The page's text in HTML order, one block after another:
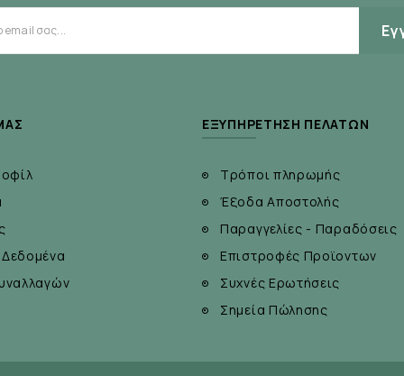
ιδανικά με το PLAQUE & TARTAR
ΕΞΥΠΗΡΈΤΗΣΗ ΠΕΛΑΤΏΝ
Τρόποι πληρωμής
Έξοδα Αποστολής
Παραγγελίες - Παραδόσεις
Επιστροφές Προϊοντων
Συχνές Ερωτήσεις
Σημεία Πώλησης